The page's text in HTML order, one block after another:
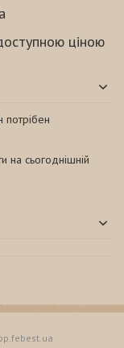
ціною
потрібен
на сьогоднішній